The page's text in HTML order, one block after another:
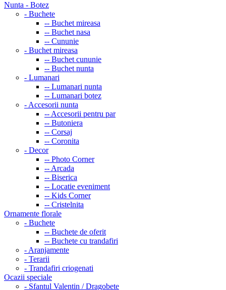
Nunta - Botez
- Buchete
-- Buchet mireasa
-- Buchet nasa
-- Cununie
- Buchet mireasa
-- Buchet cununie
-- Buchet nunta
- Lumanari
-- Lumanari nunta
-- Lumanari botez
- Accesorii nunta
-- Accesorii pentru par
-- Butoniera
-- Corsaj
-- Coronita
- Decor
-- Photo Corner
-- Arcada
-- Biserica
-- Locatie eveniment
-- Kids Corner
-- Cristelnita
Ornamente florale
- Buchete
-- Buchete de oferit
-- Buchete cu trandafiri
- Aranjamente
- Terarii
- Trandafiri criogenati
Ocazii speciale
- Sfantul Valentin / Dragobete